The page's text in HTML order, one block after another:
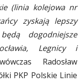
(linia kolejowa nr
zyskają lepszy
dogodniejsze
Legnicy i
Radosław
PKP Polskie Linie